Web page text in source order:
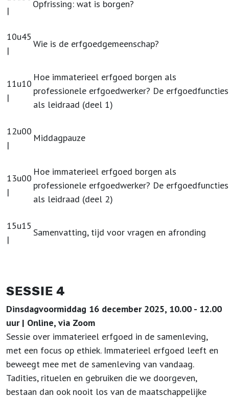
|
Opfrissing: wat is borgen?
10u45
|
Wie is de erfgoedgemeenschap?
11u10
|
Hoe immaterieel erfgoed borgen als
professionele erfgoedwerker? De erfgoedfuncties
als leidraad (deel 1)
12u00
|
Middagpauze
13u00
|
Hoe immaterieel erfgoed borgen als
professionele erfgoedwerker? De erfgoedfuncties
als leidraad (deel 2)
15u15
|
Samenvatting, tijd voor vragen en afronding
SESSIE 4
Dinsdagvoormiddag 16 december 2025, 10.00 - 12.00
uur | Online, via Zoom
Sessie over immaterieel erfgoed in de samenleving,
met een focus op ethiek. Immaterieel erfgoed leeft en
beweegt mee met de samenleving van vandaag.
Tadities, rituelen en gebruiken die we doorgeven,
bestaan dan ook nooit los van de maatschappelijke